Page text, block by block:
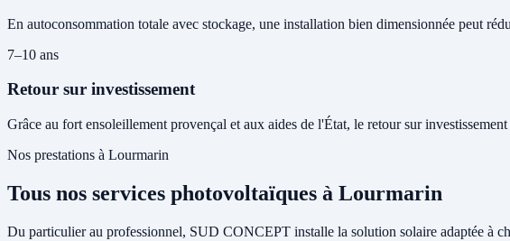
En autoconsommation totale avec stockage, une installation bien dimensionnée peut
7–10 ans
Retour sur investissement
Grâce au fort ensoleillement provençal et aux aides de l'État, le retour sur
Nos prestations à Lourmarin
Tous nos services photovoltaïques à Lourmarin
Du particulier au professionnel, SUD CONCEPT installe la solution solaire adaptée à